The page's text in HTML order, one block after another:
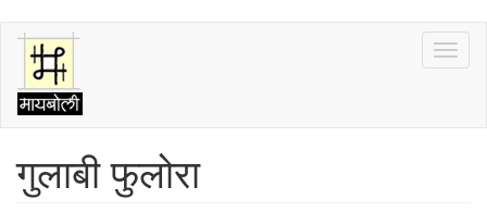
Skip
main
content
गुलाबी फुलोरा